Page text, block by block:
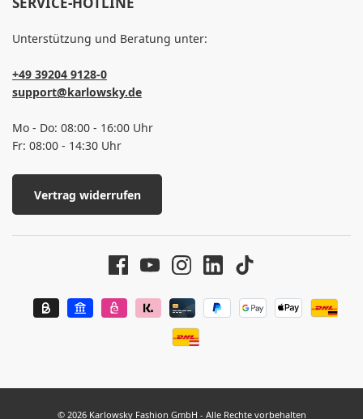
Unterstützung und Beratung unter:
+49 39204 9128-0
support@karlowsky.de
Mo - Do: 08:00 - 16:00 Uhr
Fr: 08:00 - 14:30 Uhr
Vertrag widerrufen
© 2026 Karlowsky Fashion GmbH - Alle Rechte vorbehalten